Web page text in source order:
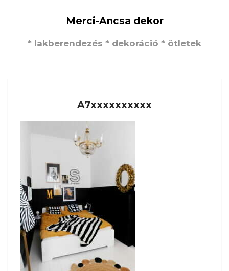
Merci-Ancsa dekor
* lakberendezés * dekoráció * ötletek
A7xxxxxxxxxx